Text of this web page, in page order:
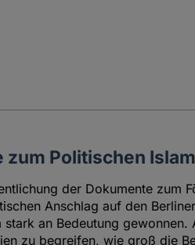
zum Politischen
der Dokumente zum
Anschlag auf den
stark an Bedeutung
zu begreifen, wie groß die